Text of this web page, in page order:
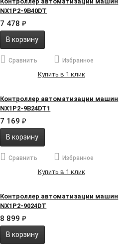
NX1P2-9B40DT
7 478₽
В корзину
Сравнить Избранное
Купить в 1 клик
Контроллер автоматизации машин
NX1P2-9B24DT1
7 169₽
В корзину
Сравнить Избранное
Купить в 1 клик
Контроллер автоматизации машин
NX1P2-9024DT
8 899₽
В корзину